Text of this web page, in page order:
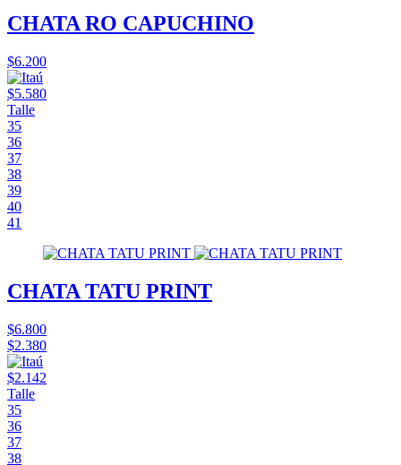
CHATA RO CAPUCHINO
$6.200
$5.580
Talle
35
36
37
38
39
40
41
CHATA TATU PRINT
$6.800
$2.380
$2.142
Talle
35
36
37
38